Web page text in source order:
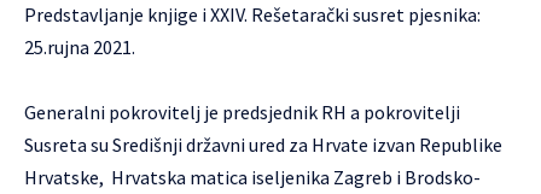
Predstavljanje knjige i XXIV. Rešetarački susret pjesnika:
25.rujna 2021.
Generalni pokrovitelj je predsjednik RH a pokrovitelji
Susreta su Središnji državni ured za Hrvate izvan Republike
Hrvatske, Hrvatska matica iseljenika Zagreb i Brodsko-